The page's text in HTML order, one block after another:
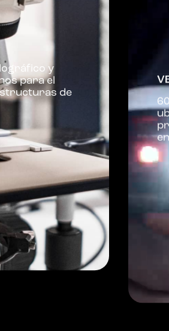
y
para el
de